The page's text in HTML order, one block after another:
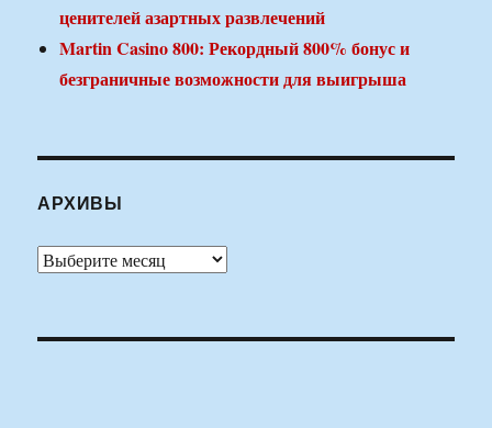
ценителей азартных развлечений
Martin Casino 800: Рекордный 800% бонус и
безграничные возможности для выигрыша
АРХИВЫ
Архивы